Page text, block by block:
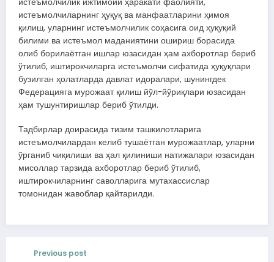
истеъмолчиларнинг ҳуқуқ ва манфаатларини ҳимоя
қилиш, уларнинг истеъмолчилик соҳасига оид ҳуқуқий
билими ва истеъмол маданиятини ошириш борасида
олиб борилаётган ишлар юзасидан ҳам ахборотлар бериб
ўтилиб, иштирокчиларга истеъмолчи сифатида ҳуқуқлари
бузилган ҳолатларда давлат идоралари, шунингдек
Федерацияга мурожаат қилиш йўл-йўриқлари юзасидан
ҳам тушунтиришлар бериб ўтилди.
Тадбирлар доирасида тизим ташкилотларига
истеъмолчилардан келиб тушаётган мурожаатлар, уларни
ўрганиб чиқилиши ва ҳал қилиниши натижалари юзасидан
мисоллар тарзида ахборотлар бериб ўтилиб,
иштирокчиларнинг саволларига мутахассислар
томонидан жавоблар қайтарилди.
Previous post